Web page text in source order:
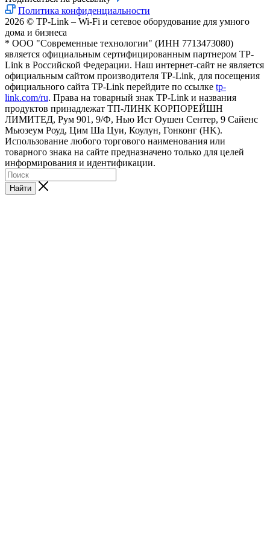
Политика конфиденциальности
2026 © TP-Link – Wi-Fi и сетевое оборудование для умного
дома и бизнеса
* ООО "Современные технологии" (ИНН 7713473080)
является официальным сертифицированным партнером TP-
Link в Российской Федерации. Наш интернет-сайт не является
официальным сайтом производителя TP-Link, для посещения
официального сайта TP-Link перейдите по ссылке tp-
link.com/ru. Права на товарный знак TP-Link и названия
продуктов принадлежат ТП-ЛИНК КОРПОРЕЙШН
ЛИМИТЕД, Рум 901, 9/Ф, Нью Ист Оушен Сентер, 9 Сайенс
Мьюзеум Роуд, Цим Ша Цуи, Коулун, Гонконг (HK).
Использование любого торгового наименования или
товарного знака на сайте предназначено только для целей
информирования и идентификации.
Найти